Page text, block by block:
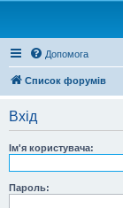
Допомога
Список форумів
Вхід
Ім'я користувача:
Пароль: